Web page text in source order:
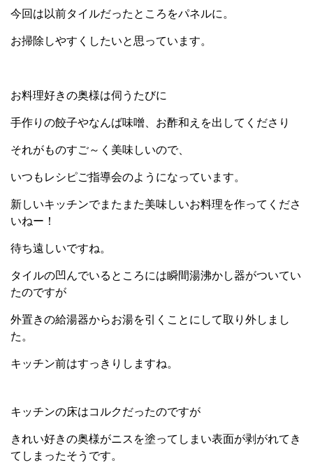
今回は以前タイルだったところをパネルに。
お掃除しやすくしたいと思っています。
お料理好きの奥様は伺うたびに
手作りの餃子やなんば味噌、お酢和えを出してくださり
それがものすご～く美味しいので、
いつもレシピご指導会のようになっています。
新しいキッチンでまたまた美味しいお料理を作ってくださ
いねー！
待ち遠しいですね。
タイルの凹んでいるところには瞬間湯沸かし器がついてい
たのですが
外置きの給湯器からお湯を引くことにして取り外しまし
た。
キッチン前はすっきりしますね。
キッチンの床はコルクだったのですが
きれい好きの奥様がニスを塗ってしまい表面が剥がれてき
てしまったそうです。